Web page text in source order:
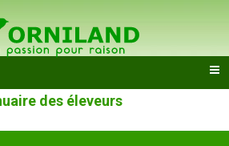
des éleveurs